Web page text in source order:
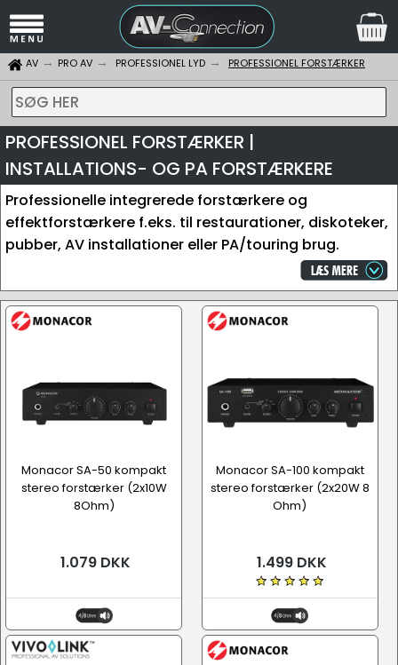
AV PRO AV PROFESSIONEL LYD PROFESSIONEL FORSTÆRKER
SØG HER
PROFESSIONEL FORSTÆRKER |
INSTALLATIONS- OG PA FORSTÆRKERE
Professionelle integrerede forstærkere og
effektforstærkere f.eks. til restaurationer, diskoteker,
pubber, AV installationer eller PA/touring brug.
Monacor SA-50 kompakt
stereo forstærker (2x10W
8Ohm)
1.079 DKK
Monacor SA-100 kompakt
stereo forstærker (2x20W 8
Ohm)
1.499 DKK